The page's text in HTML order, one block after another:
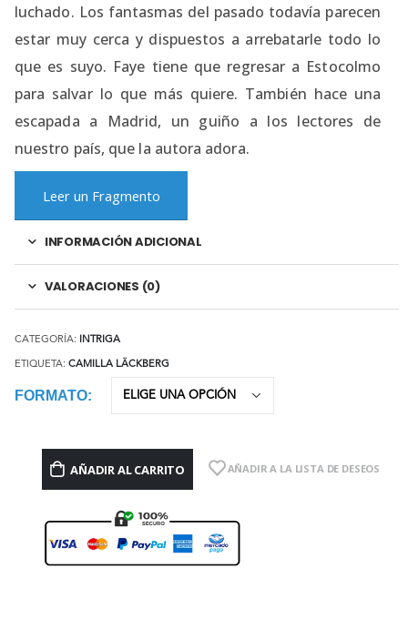
luchado. Los fantasmas del pasado todavía parecen
estar muy cerca y dispuestos a arrebatarle todo lo
que es suyo. Faye tiene que regresar a Estocolmo
para salvar lo que más quiere. También hace una
escapada a Madrid, un guiño a los lectores de
nuestro país, que la autora adora.
Leer un Fragmento
INFORMACIÓN ADICIONAL
VALORACIONES (0)
CATEGORÍA: INTRIGA
ETIQUETA: CAMILLA LÄCKBERG
FORMATO
AÑADIR AL CARRITO AÑADIR A LA LISTA DE DESEOS